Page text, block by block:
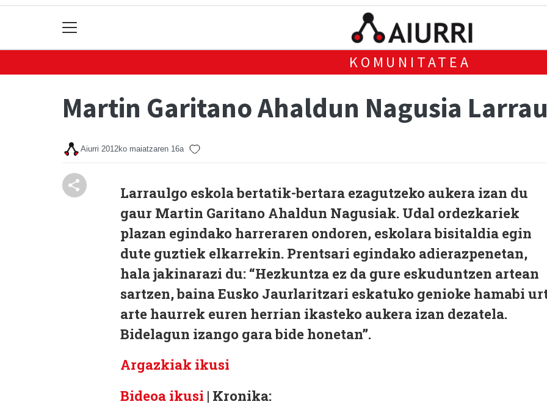
KOMUNITATEA
Martin Garitano Ahaldun Nagusia
Aiurri 2012ko maiatzaren 16a
Larraulgo eskola bertatik-bertara ezagutzeko aukera izan du
gaur Martin Garitano Ahaldun Nagusiak. Udal ordezkariek
plazan egindako harreraren ondoren, eskolara bisitaldia egin
dute guztiek elkarrekin. Prentsari egindako adierazpenetan,
hala jakinarazi du: “Hezkuntza ez da gure eskuduntzen artean
sartzen, baina Eusko Jaurlaritzari eskatuko genioke hamabi
arte haurrek euren herrian ikasteko aukera izan dezatela.
Bidelagun izango gara bide honetan”.
Argazkiak ikusi
Bideoa ikusi | Kronika: